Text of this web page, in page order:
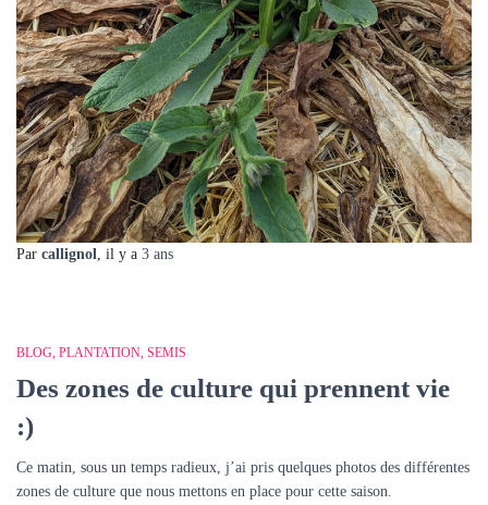
Par callignol, il y a 3 ans
BLOG PLANTATION SEMIS
Des zones de culture qui prennent vie
:)
Ce matin, sous un temps radieux, j’ai pris quelques photos des différentes
zones de culture que nous mettons en place pour cette saison.